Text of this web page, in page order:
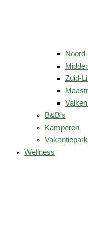
Zuid-
B&B’s
Kamperen
Wellness